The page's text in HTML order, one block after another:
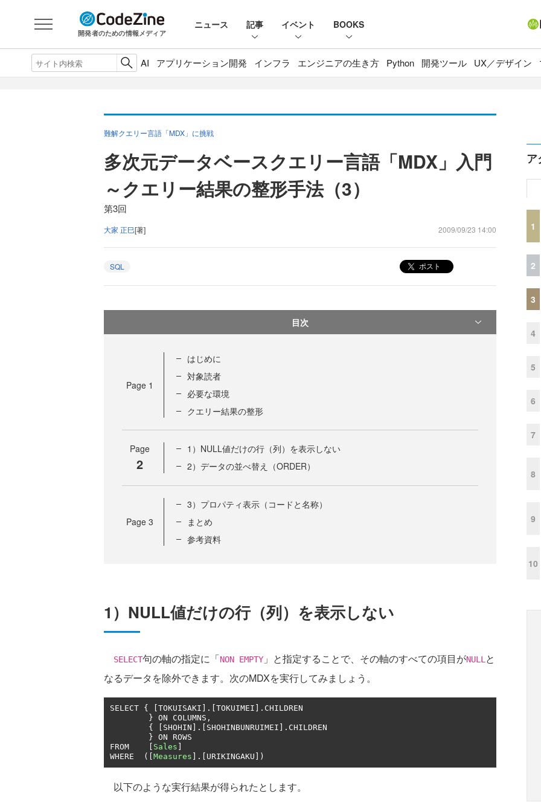
開発者のための情報メディア
ニュース 記事 イベント BOOKS
AI アプリケーション開発 インフラ エンジニアの生き方 Python 開発ツール UX／デザイン
難解クエリー言語「MDX」に挑戦
多次元データベースクエリー言語「MDX」入門
～クエリー結果の整形手法（3）
第3回
大家 正巳[著] 2009/09/23 14:00
SQL ポスト
目次
Page 1
はじめに
対象読者
必要な環境
クエリー結果の整形
Page
2
1）NULL値だけの行（列）を表示しない
2）データの並べ替え（ORDER）
Page 3
3）プロパティ表示（コードと名称）
まとめ
参考資料
1）NULL値だけの行（列）を表示しない
SELECT句の軸の指定に「NON EMPTY 」と指定することで、その軸のすべての項目がNULL と
なるデータを除外できます。次のMDXを実行してみましょう。
SELECT { TOKUISAKI ].[ TOKUIMEI ]. CHILDREN
} ON COLUMNS ,
{
SHOHIN ].[ SHOHINBUNRUIMEI ]. CHILDREN
} ON ROWS
Sales
WHERE
([ Measures ].[ URIKINGAKU ])
以下のような実行結果が得られたとします。
ア
1
2
3
4
5
6
7
8
9
10